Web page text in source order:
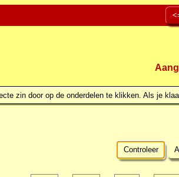
zin door op de onderdelen te klikken. Als je
Controleer